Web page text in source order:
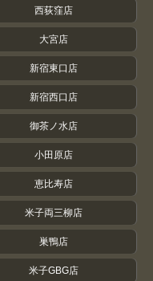
西荻窪店
大宮店
新宿東口店
新宿西口店
御茶ノ水店
小田原店
恵比寿店
米子両三柳店
巣鴨店
米子GBG店